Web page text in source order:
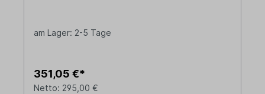
am Lager: 2-5 Tage
351,05 €*
Netto: 295,00 €